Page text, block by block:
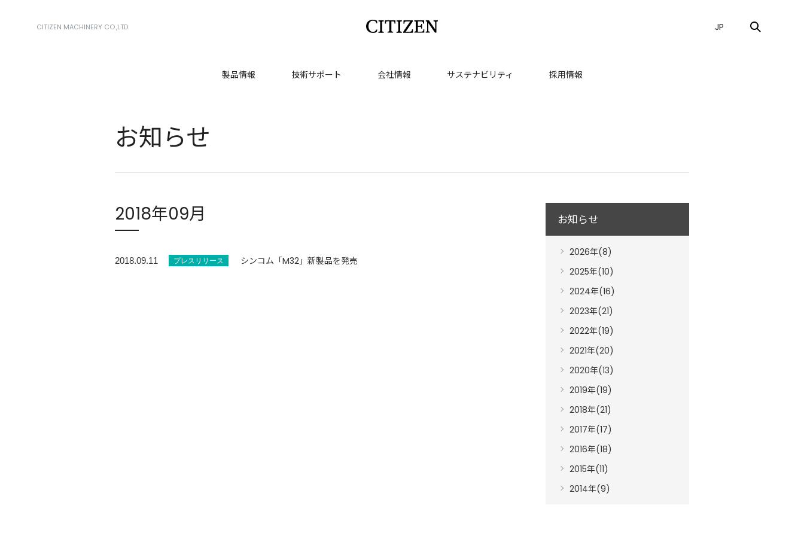
CITIZEN MACHINERY CO.,LTD. JP
製品情報 技術サポート 会社情報 サステナビリティ 採用情報
お知らせ
2018年09月
2018.09.11 シンコム「M32」新製品を発売
お知らせ
2026年(8)
2025年(10)
2024年(16)
2023年(21)
2022年(19)
2021年(20)
2020年(13)
2019年(19)
2018年(21)
2017年(17)
2016年(18)
2015年(11)
2014年(9)